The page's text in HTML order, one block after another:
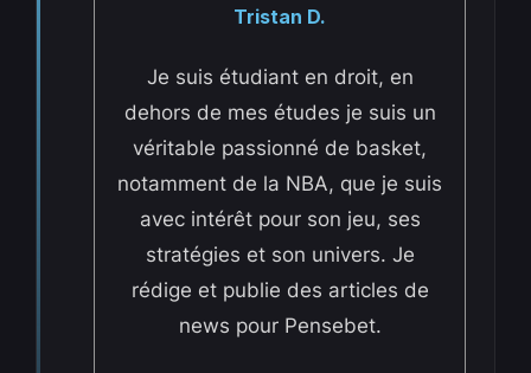
Tristan D.
Je suis étudiant en droit, en
dehors de mes études je suis un
véritable passionné de basket,
notamment de la NBA, que je suis
avec intérêt pour son jeu, ses
stratégies et son univers. Je
rédige et publie des articles de
news pour Pensebet.